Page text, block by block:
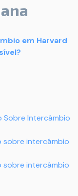
em Harvard
Sobre Intercâmbio
sobre intercâmbio
sobre intercâmbio